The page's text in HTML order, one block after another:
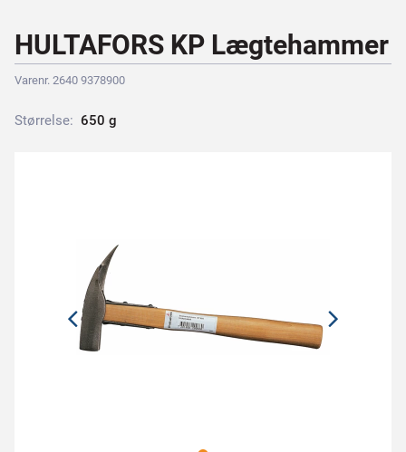
HULTAFORS KP Lægtehammer
Varenr. 2640 9378900
Størrelse: 650 g